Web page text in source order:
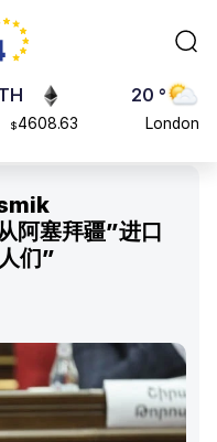
0.868816
$4608.63
20 °
London
Brussels
Madrid
阿塞拜疆”进口
们”